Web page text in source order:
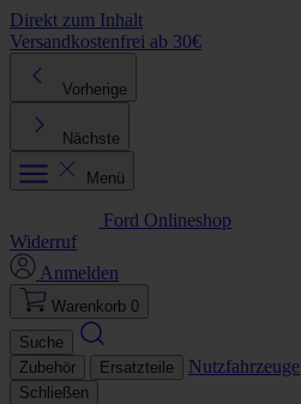
Direkt zum Inhalt
Versandkostenfrei ab 30€
Vorherige
Nächste
Menü
Ford Onlineshop
Widerruf
Anmelden
Warenkorb 0
Suche
Zubehör
Ersatzteile Nutzfahrzeuge
Schließen